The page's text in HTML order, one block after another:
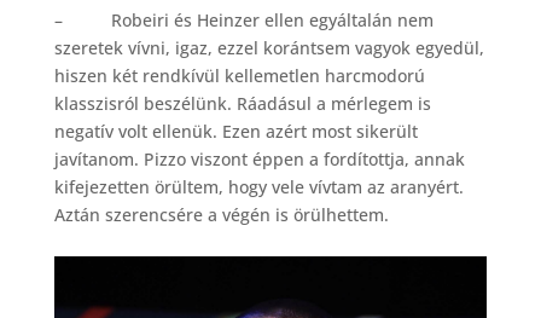
– Robeiri és Heinzer ellen egyáltalán nem
szeretek vívni, igaz, ezzel korántsem vagyok egyedül,
hiszen két rendkívül kellemetlen harcmodorú
klasszisról beszélünk. Ráadásul a mérlegem is
negatív volt ellenük. Ezen azért most sikerült
javítanom. Pizzo viszont éppen a fordítottja, annak
kifejezetten örültem, hogy vele vívtam az aranyért.
Aztán szerencsére a végén is örülhettem.